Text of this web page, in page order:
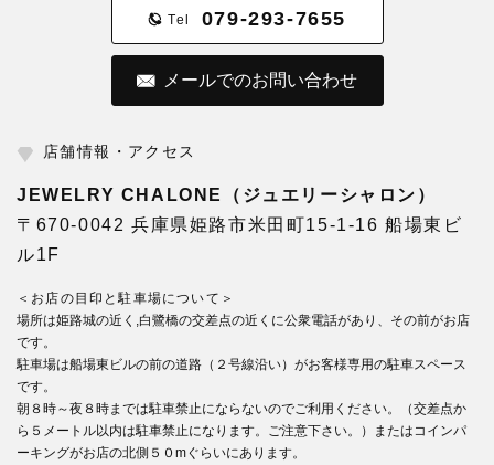
Tel 079-293-7655
メールでのお問い合わせ
店舗情報・アクセス
JEWELRY CHALONE（ジュエリーシャロン）
〒670-0042 兵庫県姫路市米田町15-1-16 船場東ビ
ル1F
＜お店の目印と駐車場について＞
場所は姫路城の近く,白鷺橋の交差点の近くに公衆電話があり、その前がお店
です。
駐車場は船場東ビルの前の道路（２号線沿い）がお客様専用の駐車スペース
です。
朝８時～夜８時までは駐車禁止にならないのでご利用ください。（交差点か
ら５メートル以内は駐車禁止になります。ご注意下さい。）またはコインパ
ーキングがお店の北側５０mぐらいにあります。